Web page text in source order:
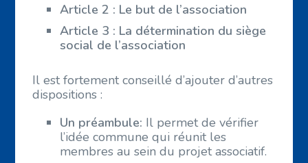
Article 2 : Le but de l’association
Article 3 : La détermination du siège
social de l’association
Il est fortement conseillé d’ajouter d’autres
dispositions :
Un préambule: Il permet de vérifier
l’idée commune qui réunit les
membres au sein du projet associatif.